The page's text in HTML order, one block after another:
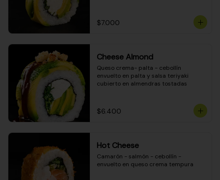
$7.000
Cheese Almond
Queso crema- palta - cebollín
envuelto en palta y salsa teriyaki
cubierto en almendras tostadas
$6.400
Hot Cheese
Camarón - salmón - cebollín -
envuelto en queso crema tempura